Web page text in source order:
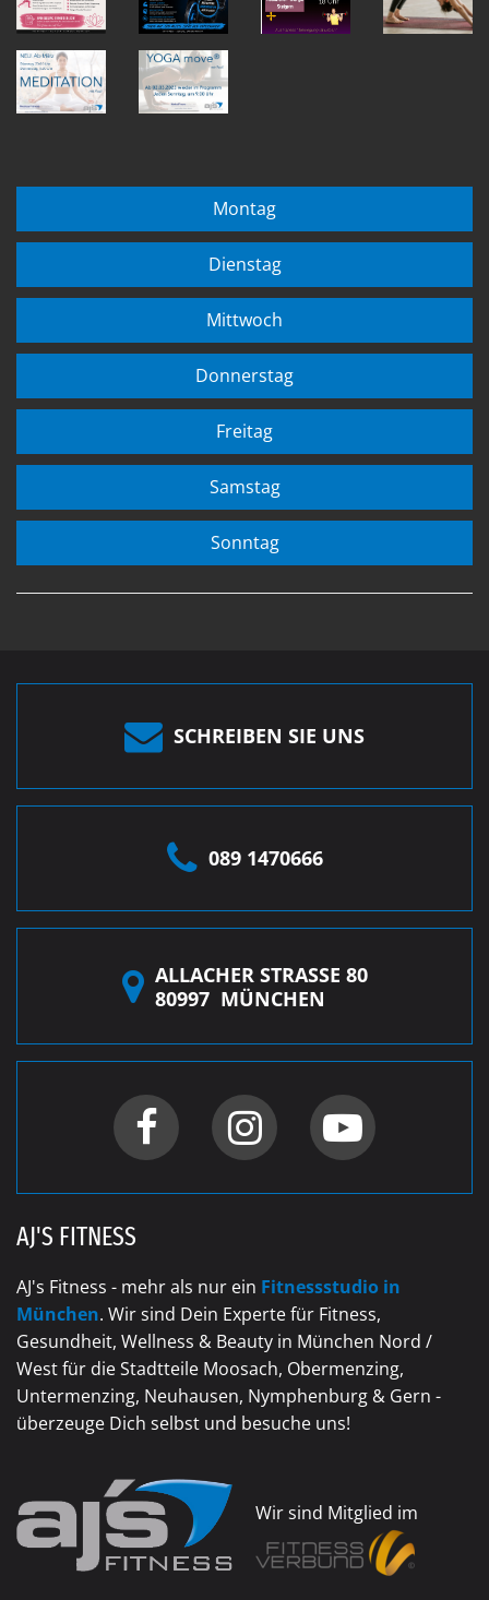
Montag
Dienstag
Mittwoch
Donnerstag
Freitag
Samstag
Sonntag
SCHREIBEN SIE UNS
089 1470666
ALLACHER STRASSE 80
80997 MÜNCHEN
AJ'S FITNESS
AJ's Fitness - mehr als nur ein Fitnessstudio in
München. Wir sind Dein Experte für Fitness,
Gesundheit, Wellness & Beauty in München Nord /
West für die Stadtteile Moosach, Obermenzing,
Untermenzing, Neuhausen, Nymphenburg & Gern -
überzeuge Dich selbst und besuche uns!
Wir sind Mitglied im